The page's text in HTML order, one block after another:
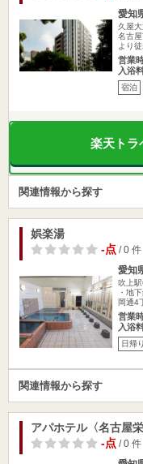
愛知
久屋
名古
より
営業
入浴
宿泊
楽天トラ
関連情報から探す
娯楽湯
-点/ 0 件
愛知
吹上
・地
岡通4
営業
入浴
日帰り
関連情報から探す
アパホテル〈名古屋栄
-点/ 0 件